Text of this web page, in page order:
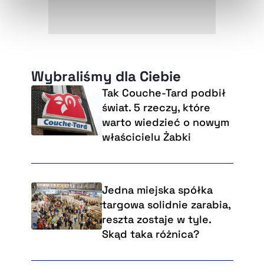
Wybraliśmy dla Ciebie
Tak Couche-Tard podbił
świat. 5 rzeczy, które
warto wiedzieć o nowym
właścicielu Żabki
Jedna miejska spółka
targowa solidnie zarabia,
reszta zostaje w tyle.
Skąd taka różnica?